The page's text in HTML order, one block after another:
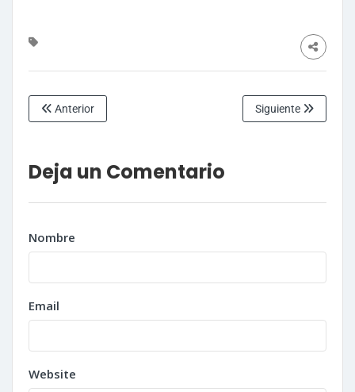
Anterior Siguiente
Deja un Comentario
Nombre
Email
Website